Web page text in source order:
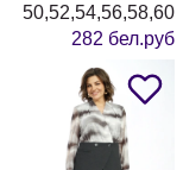
50,52,54,56,58,60
282 бел.руб